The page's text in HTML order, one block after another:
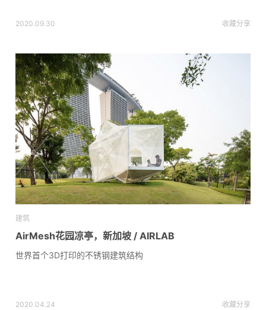
2020.09.30 收藏分享
建筑
AirMesh花园凉亭，新加坡 / AIRLAB
世界首个3D打印的不锈钢建筑结构
2020.04.24 收藏分享